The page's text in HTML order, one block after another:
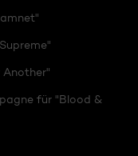
für "Blood &